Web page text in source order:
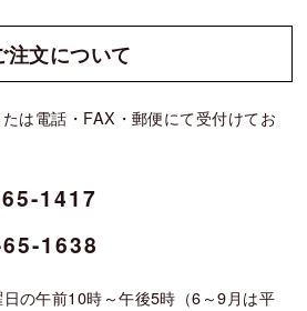
注文について
は電話・FAX・郵便にて受付けてお
1417
1638
の午前10時～午後5時（6～9月は平